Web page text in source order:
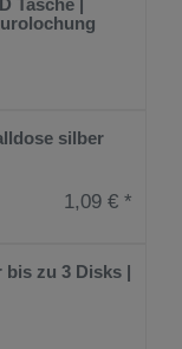
silber
1,09 € *
bis zu 3 Disks |